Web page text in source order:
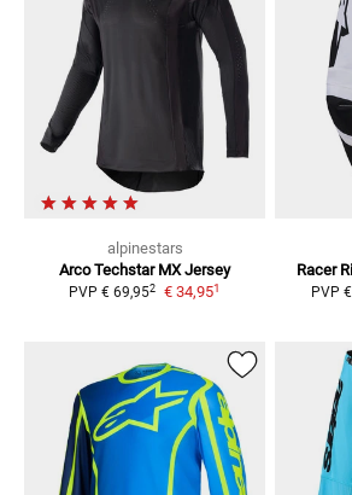
alpinestars
Arco Techstar MX Jersey
PVP € 69,952 € 34,951
Racer
PVP